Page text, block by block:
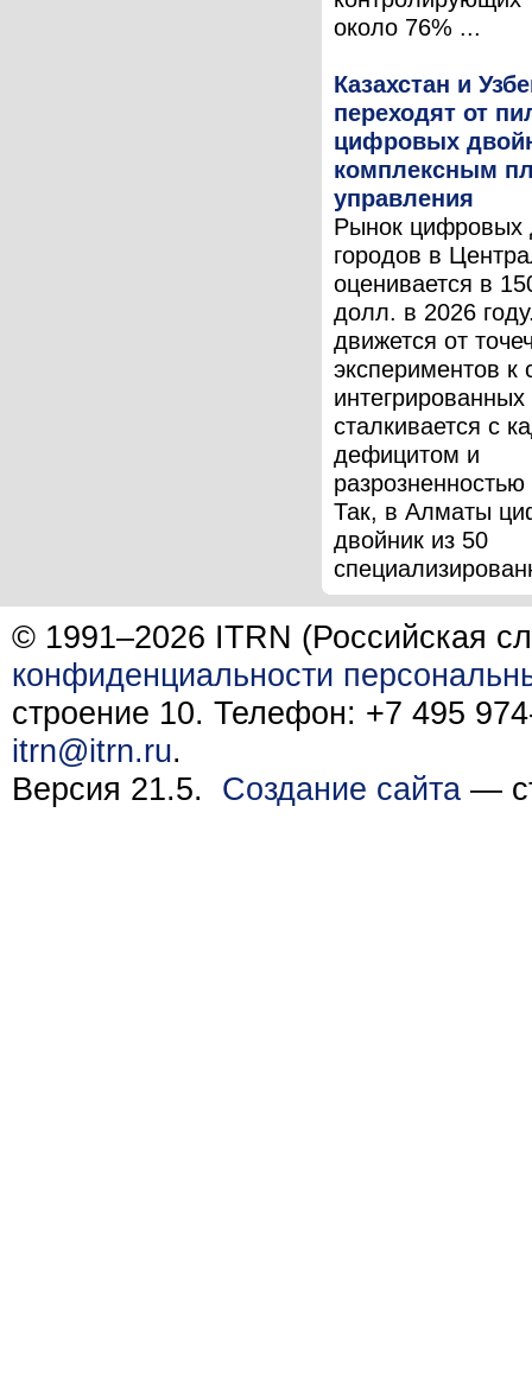
около 76% ...
Казахстан и
переходят от
цифровых
комплексным
управления
Рынок цифровых
городов в
оценивается в
долл. в 2026
движется от
экспериментов к
сталкивается с
дефицитом и
Так, в Алматы
двойник из 50
© 1991–2026 ITRN (Российская
конфиденциальности
строение 10. Телефон: +7 495
itrn@itrn.ru.
Версия 21.5. Создание сайта —